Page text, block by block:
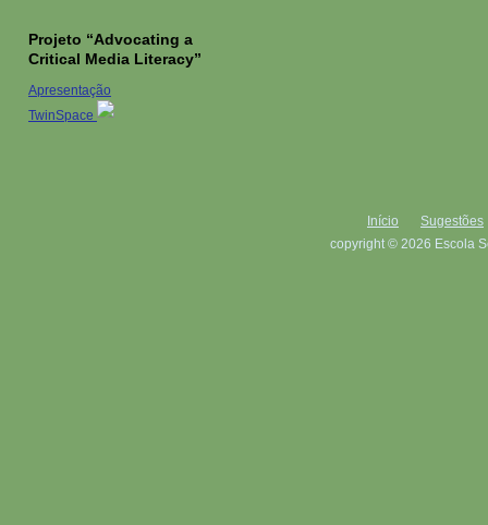
Projeto “Advocating a
Critical Media Literacy”
Apresentação
TwinSpace
Início
Sugestões
copyright © 2026 Escola